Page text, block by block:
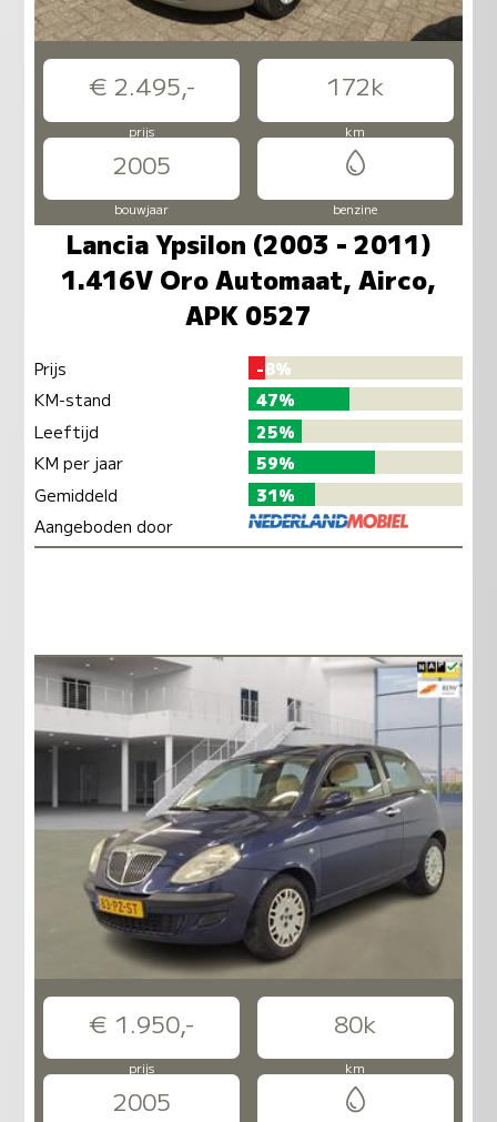
€ 2.495,- 172k
prijs km
2005
bouwjaar benzine
Lancia Ypsilon (2003 - 2011)
1.416V Oro Automaat, Airco,
APK 0527
Prijs
-8%
KM-stand
47%
Leeftijd
25%
KM per jaar
59%
Gemiddeld
31%
Aangeboden door
€ 1.950,- 80k
prijs km
2005